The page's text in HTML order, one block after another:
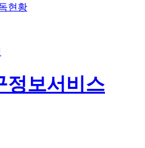
현황